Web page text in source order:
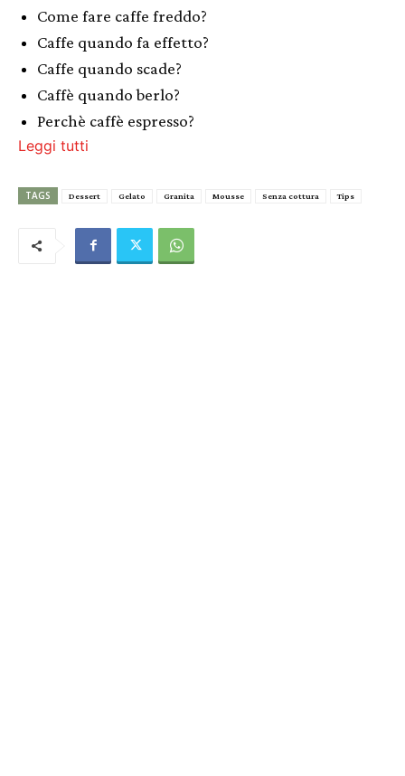
Come fare caffe freddo?
Caffe quando fa effetto?
Caffe quando scade?
Caffè quando berlo?
Perchè caffè espresso?
Leggi tutti
TAGS Dessert Gelato Granita Mousse Senza cottura Tips